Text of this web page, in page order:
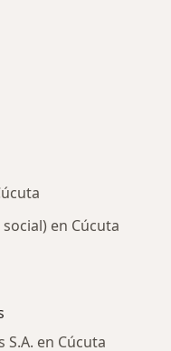
en Cúcuta
S.A. en Cúcuta